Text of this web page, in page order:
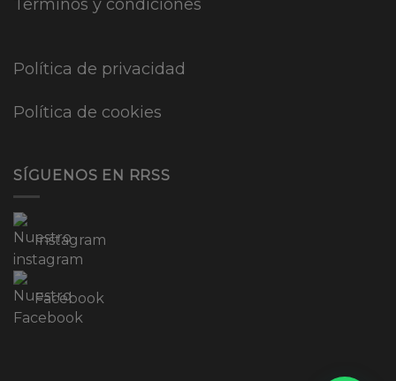
Términos y condiciones
Política de privacidad
Política de cookies
SÍGUENOS EN RRSS
Instagram
Facebook